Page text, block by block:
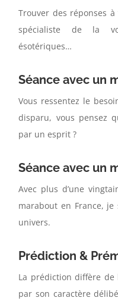
Trouver des réponses
spécialiste de la
ésotériques…
Séance avec un
Vous ressentez le
disparu, vous pensez
par un esprit ?
Séance avec un
Avec plus d’une
marabout en France,
univers.
Prédiction &
La prédiction diffère
par son caractère